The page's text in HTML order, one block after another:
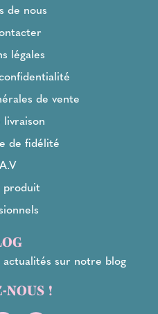
de nous
légales
de vente
livraison
de fidélité
produit
sur notre blog
NOUS !